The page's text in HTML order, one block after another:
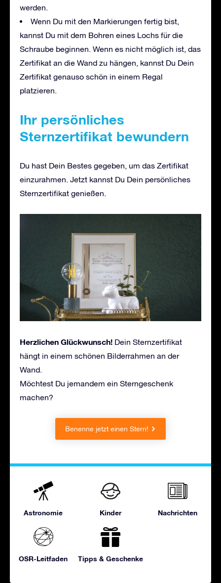
werden.
Wenn Du mit den Markierungen fertig bist,
kannst Du mit dem Bohren eines Lochs für die
Schraube beginnen. Wenn es nicht möglich ist, das
Zertifikat an die Wand zu hängen, kannst Du Dein
Zertifikat genauso schön in einem Regal
platzieren.
Ihr persönliches
Sternzertifikat bewundern
Du hast Dein Bestes gegeben, um das Zertifikat
einzurahmen. Jetzt kannst Du Dein persönliches
Sternzertifikat genießen.
Herzlichen Glückwunsch! Dein Sternzertifikat
hängt in einem schönen Bilderrahmen an der
Wand.
Möchtest Du jemandem ein Sterngeschenk
machen?
Benenne jetzt einen Stern!
Astronomie Kinder Nachrichten
OSR-Leitfaden Tipps & Geschenke